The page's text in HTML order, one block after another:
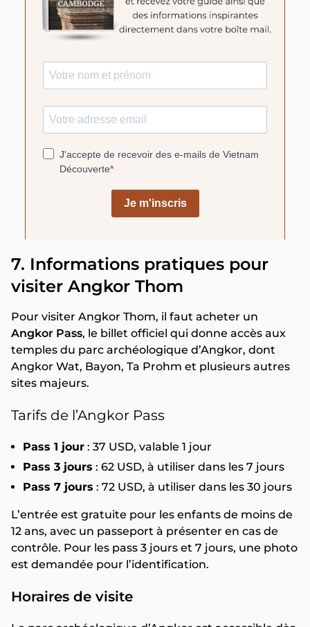
7. Informations pratiques pour
visiter Angkor Thom
Pour visiter Angkor Thom, il faut acheter un
Angkor Pass, le billet officiel qui donne accès aux
temples du parc archéologique d’Angkor, dont
Angkor Wat, Bayon, Ta Prohm et plusieurs autres
sites majeurs.
Tarifs de l’Angkor Pass
Pass 1 jour : 37 USD, valable 1 jour
Pass 3 jours : 62 USD, à utiliser dans les 7 jours
Pass 7 jours : 72 USD, à utiliser dans les 30 jours
L’entrée est gratuite pour les enfants de moins de
12 ans, avec un passeport à présenter en cas de
contrôle. Pour les pass 3 jours et 7 jours, une photo
est demandée pour l’identification.
Horaires de visite